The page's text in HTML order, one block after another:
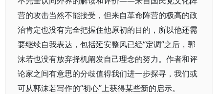
营的攻击当然不能接受，但来自革命阵营的极高的政
治肯定也没有完全把握住他原初的目的，所以他还需
要继续自我表达，包括延安整风已经“定调”之后，郭
沫若也没有放弃择机阐发自己理念的努力。作者和评
论家之间有意思的分歧值得我们进一步探寻，我们或
可从郭沫若写作的“初心”上获得某些新的启示。